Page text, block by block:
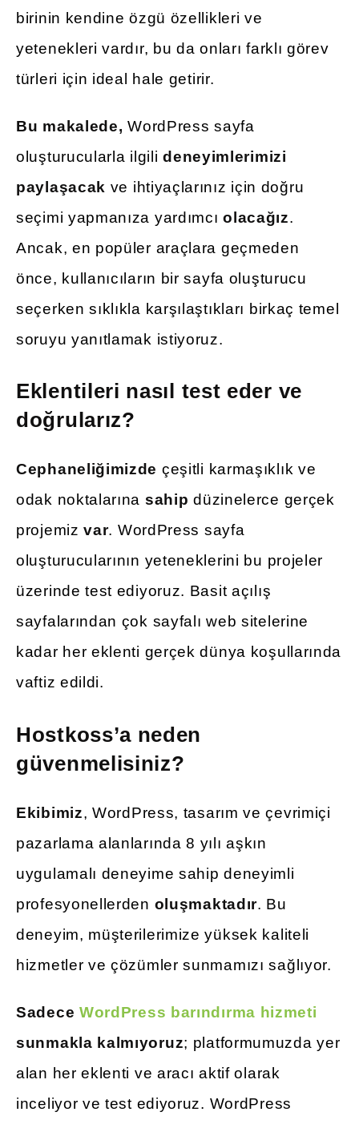
birinin kendine özgü özellikleri ve
yetenekleri vardır, bu da onları farklı görev
türleri için ideal hale getirir.
Bu makalede, WordPress sayfa
oluşturucularla ilgilideneyimlerimizi
paylaşacak ve ihtiyaçlarınız için doğru
seçimi yapmanıza yardımcıolacağız.
Ancak, en popüler araçlara geçmeden
önce, kullanıcıların bir sayfa oluşturucu
seçerken sıklıkla karşılaştıkları birkaç temel
soruyu yanıtlamak istiyoruz.
Eklentileri nasıl test eder ve
doğrularız?
Cephaneliğimizde çeşitli karmaşıklık ve
odak noktalarına sahip düzinelerce gerçek
projemizvar. WordPress sayfa
oluşturucularının yeteneklerini bu projeler
üzerinde test ediyoruz. Basit açılış
sayfalarından çok sayfalı web sitelerine
kadar her eklenti gerçek dünya koşullarında
vaftiz edildi.
Hostkoss’a neden
güvenmelisiniz?
Ekibimiz, WordPress, tasarım ve çevrimiçi
pazarlama alanlarında 8 yılı aşkın
uygulamalı deneyime sahip deneyimli
profesyonellerden oluşmaktadır. Bu
deneyim, müşterilerimize yüksek kaliteli
hizmetler ve çözümler sunmamızı sağlıyor.
Sadece WordPress barındırma hizmeti
sunmakla kalmıyoruz; platformumuzda yer
alan her eklenti ve aracı aktif olarak
inceliyor ve test ediyoruz. WordPress